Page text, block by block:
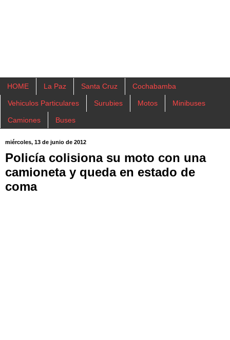
HOME La Paz Santa Cruz Cochabamba
Vehiculos Particulares Surubies Motos Minibuses
Camiones Buses
miércoles, 13 de junio de 2012
Policía colisiona su moto con una
camioneta y queda en estado de
coma